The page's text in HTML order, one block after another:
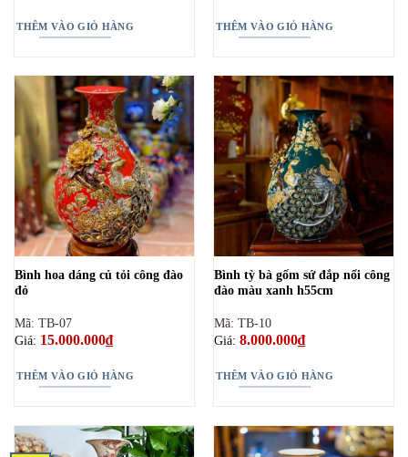
THÊM VÀO GIỎ HÀNG THÊM VÀO GIỎ HÀNG
Bình hoa dáng củ tỏi công đào
đỏ
Mã: TB-07
Giá: 15.000.000₫
THÊM VÀO GIỎ HÀNG
Bình tỳ bà gốm sứ đắp nổi công
đào màu xanh h55cm
Mã: TB-10
Giá: 8.000.000₫
THÊM VÀO GIỎ HÀNG